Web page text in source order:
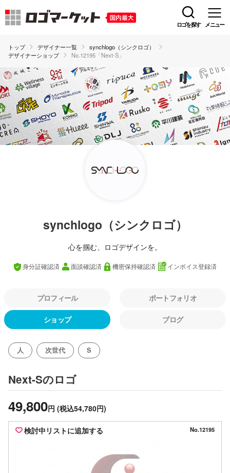
ロゴを探す メニュー
トップ デザイナー一覧
synchlogo（シンクロゴ）
デザイナーショップ
No.12195「Next-S」
synchlogo（シンクロゴ）
心を掴む、ロゴデザインを。
身分証確認済 面談確認済 機密保持確認済 インボイス登録済
プロフィール ポートフォリオ
ショップ ブログ
人 次世代 S
Next-Sのロゴ
49,800円 (税込54,780円)
検討中リストに追加する No.12195